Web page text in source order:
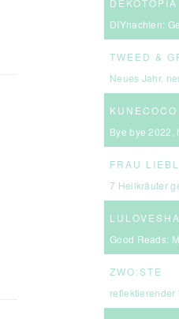
DEKOTOPIA
DIYnachten:
Neues Jahr,
KUNECOCO
Bye bye 2022,
FRAU
7 Heilkräuter
Good Reads:
ZWO:STE